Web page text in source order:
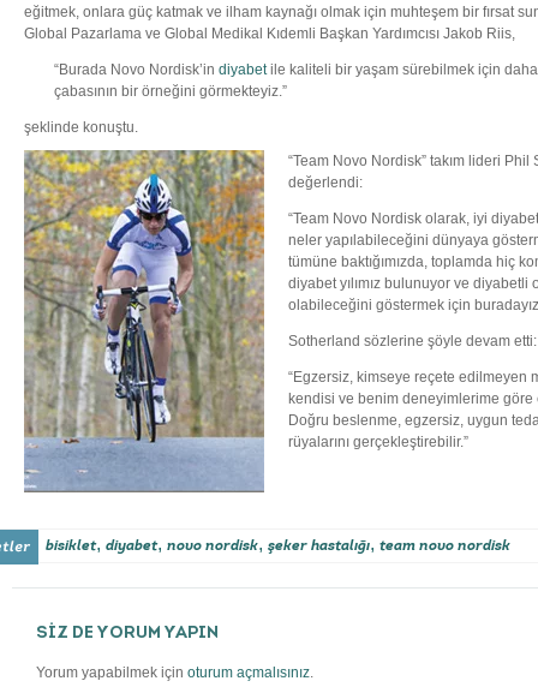
eğitmek, onlara güç katmak ve ilham kaynağı olmak için muhteşem bir fırsat
Global Pazarlama ve Global Medikal Kıdemli Başkan Yardımcısı Jakob Riis,
“Burada Novo Nordisk’in diyabetile kaliteli bir yaşam sürebilmek için daha
çabasının bir örneğini görmekteyiz.”
şeklinde konuştu.
“Team Novo Nordisk” takım lideri
değerlendi:
“Team Novo Nordisk olarak, iyi
neler yapılabileceğini dünyaya
tümüne baktığımızda, toplamda hiç
diyabet yılımız bulunuyor ve diyabetli
olabileceğini göstermek için
Sotherland sözlerine şöyle devam etti:
“Egzersiz, kimseye reçete edilmeyen
kendisi ve benim deneyimlerime
Doğru beslenme, egzersiz, uygun
rüyalarını gerçekleştirebilir.”
bisiklet, diyabet, novo nordisk, şeker hastalığı, team novo nordisk
SİZ DE YORUM YAPIN
Yorum yapabilmek için oturum açmalısınız.